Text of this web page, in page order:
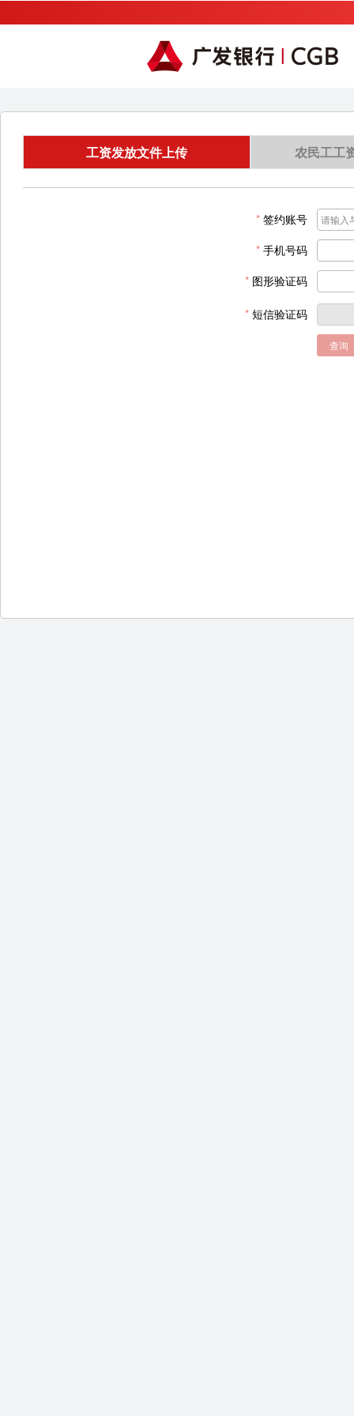
工资发放文件上传 农民工工
签约账号
手机号码
图形验证码
短信验证码
查询